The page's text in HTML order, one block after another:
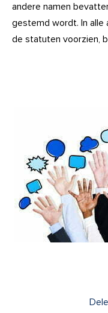
andere namen
gestemd wordt. In alle
de statuten voorzien,